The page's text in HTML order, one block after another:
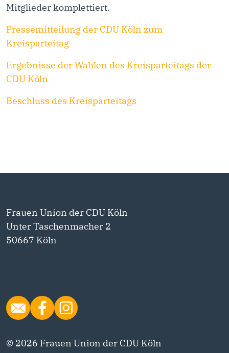
Mitglieder komplettiert.
Pressemitteilung der CDU Köln zum
Kreisparteitag
Ergebnisse der Wahlen des Kreisparteitags der
CDU Köln
Beschluss des Kreisparteitags
Frauen Union der CDU Köln
Unter Taschenmacher 2
50667 Köln
© 2026 Frauen Union der CDU Köln